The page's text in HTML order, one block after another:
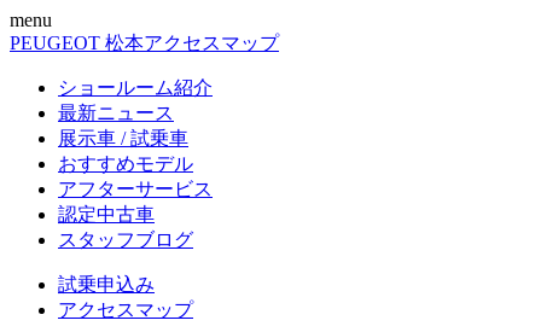
menu
PEUGEOT 松本アクセスマップ
ショールーム紹介
最新ニュース
展示車 / 試乗車
おすすめモデル
アフターサービス
認定中古車
スタッフブログ
試乗申込み
アクセスマップ